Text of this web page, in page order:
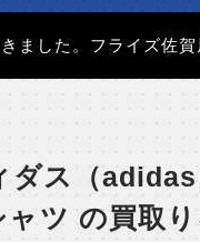
ました。フライズ佐賀
ダス（
ツ の買取